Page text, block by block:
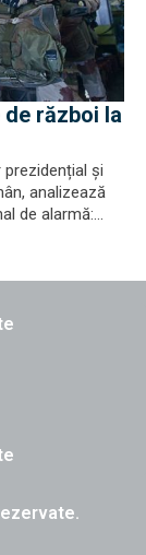
război la
și
analizează
de alarmă:...